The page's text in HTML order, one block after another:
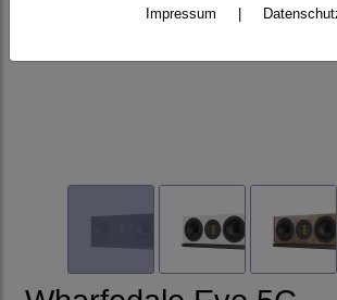
Impressum